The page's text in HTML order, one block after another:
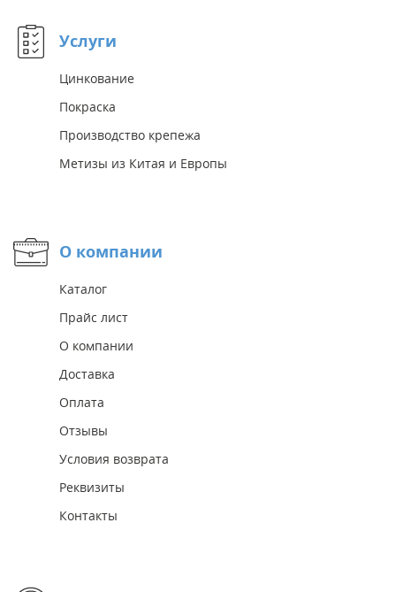
Услуги
Цинкование
Покраска
Производство крепежа
Метизы из Китая и Европы
О компании
Каталог
Прайс лист
О компании
Доставка
Оплата
Отзывы
Условия возврата
Реквизиты
Контакты